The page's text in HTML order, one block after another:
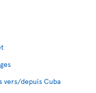
vers/depuis Cuba